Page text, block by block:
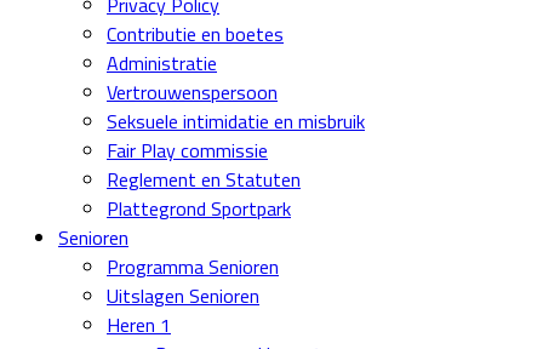
Contributie en boetes
Administratie
Vertrouwenspersoon
Seksuele intimidatie en misbruik
Fair Play commissie
Reglement en Statuten
Plattegrond Sportpark
Senioren
Programma Senioren
Uitslagen Senioren
Heren 1